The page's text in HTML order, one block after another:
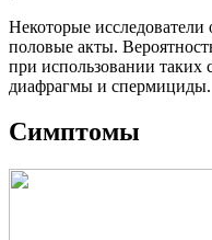
Некоторые исследователи
половые акты.
при использовании таких
диафрагмы и спермициды.
Симптомы